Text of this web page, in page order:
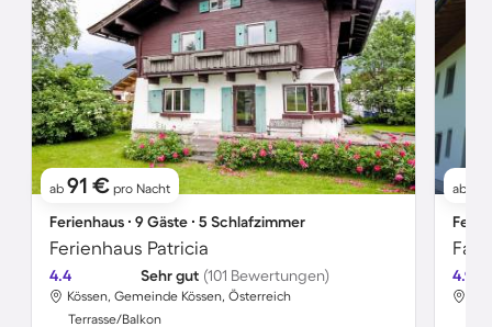
ab 91 € pro Nacht
Ferienhaus ∙ 9 Gäste ∙ 5 Schlafzimmer
Ferienhaus Patricia
4.4 Sehr gut (101 Bewertungen)
Kössen, Gemeinde Kössen, Österreich
Terrasse/Balkon
ab
4.9